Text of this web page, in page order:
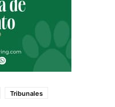
Tribunales